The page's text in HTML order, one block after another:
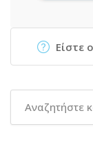
Είστε